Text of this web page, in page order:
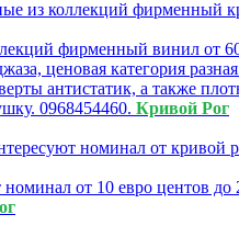
фирменный винил от
ценовая категория
антистатик, а также
0968454460. Кривой Рог
от 10 евро центов до